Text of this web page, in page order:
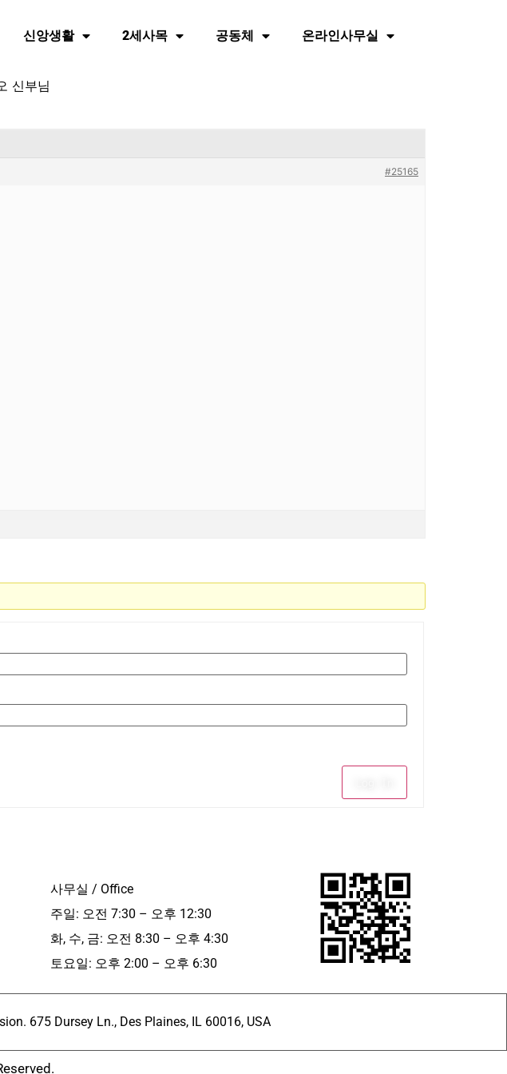
신앙생활 2세사목 공동체 온라인사무실
신부님
#25165
사무실 / Office
주일: 오전 7:30 – 오후 12:30
화, 수, 금: 오전 8:30 – 오후 4:30
토요일: 오후 2:00 – 오후 6:30
675 Dursey Ln., Des Plaines, IL 60016, USA